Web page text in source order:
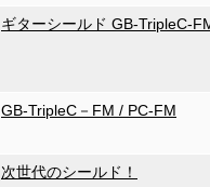
ギターシールド GB-TripleC-
GB-TripleC－FM / PC-FM
次世代のシールド！